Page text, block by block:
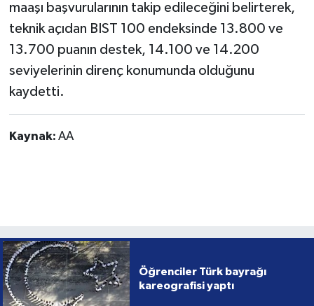
maaşı başvurularının takip edileceğini belirterek,
teknik açıdan BIST 100 endeksinde 13.800 ve
13.700 puanın destek, 14.100 ve 14.200
seviyelerinin direnç konumunda olduğunu
kaydetti.
Kaynak: AA
Öğrenciler Türk bayrağı
kareografisi yaptı